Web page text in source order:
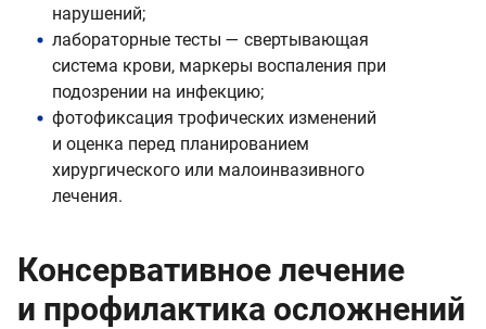
нарушений;
лабораторные тесты — свертывающая
система крови, маркеры воспаления при
подозрении на инфекцию;
фотофиксация трофических изменений
и оценка перед планированием
хирургического или малоинвазивного
лечения.
Консервативное лечение
и профилактика осложнений